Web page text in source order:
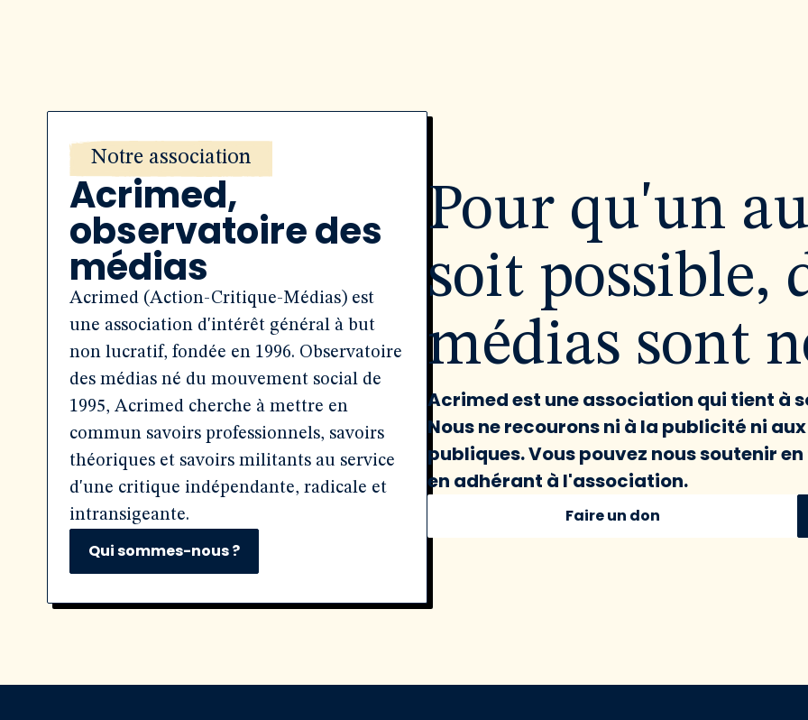
Notre association
Acrimed,
observatoire des
médias
Acrimed (Action-Critique-Médias) est
une association d'intérêt général à but
non lucratif, fondée en 1996. Observatoire
des médias né du mouvement social de
1995, Acrimed cherche à mettre en
commun savoirs professionnels, savoirs
théoriques et savoirs militants au service
d'une critique indépendante, radicale et
intransigeante.
Qui sommes-nous ?
Pour qu'un
soit possible,
médias sont
Acrimed est une association qui tient à
Nous ne recourons ni à la publicité ni
publiques. Vous pouvez nous soutenir
en adhérant à l'association.
Faire un don